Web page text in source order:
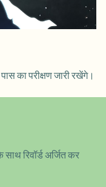
का परीक्षण जारी रखेंगे।
रिवॉर्ड अर्जित कर